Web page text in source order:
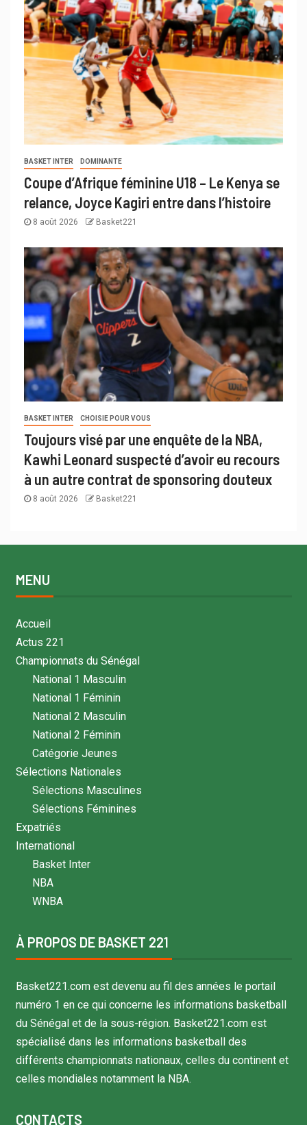
BASKET INTER DOMINANTE
Coupe d’Afrique féminine U18 – Le Kenya se
relance, Joyce Kagiri entre dans l’histoire
8 août 2026 Basket221
BASKET INTER CHOISIE POUR VOUS
Toujours visé par une enquête de la NBA,
Kawhi Leonard suspecté d’avoir eu recours
à un autre contrat de sponsoring douteux
8 août 2026 Basket221
MENU
Accueil
Actus 221
Championnats du Sénégal
National 1 Masculin
National 1 Féminin
National 2 Masculin
National 2 Féminin
Catégorie Jeunes
Sélections Nationales
Sélections Masculines
Sélections Féminines
Expatriés
International
Basket Inter
NBA
WNBA
À PROPOS DE BASKET 221
Basket221.com est devenu au fil des années le portail
numéro 1 en ce qui concerne les informations basketball
du Sénégal et de la sous-région. Basket221.com est
spécialisé dans les informations basketball des
différents championnats nationaux, celles du continent et
celles mondiales notamment la NBA.
CONTACTS